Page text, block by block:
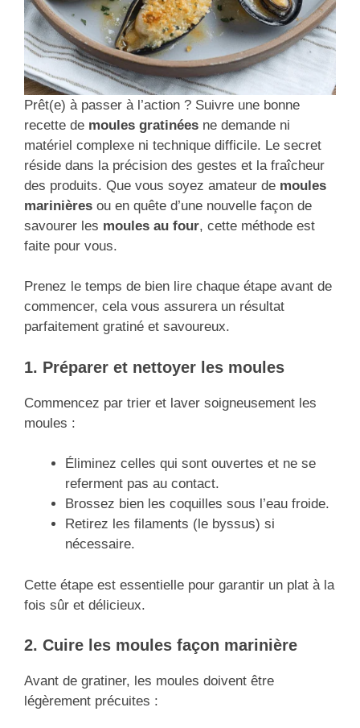
Prêt(e) à passer à l’action ? Suivre une bonne
recette de moules gratinées ne demande ni
matériel complexe ni technique difficile. Le secret
réside dans la précision des gestes et la fraîcheur
des produits. Que vous soyez amateur de moules
marinières ou en quête d’une nouvelle façon de
savourer les moules au four, cette méthode est
faite pour vous.
Prenez le temps de bien lire chaque étape avant de
commencer, cela vous assurera un résultat
parfaitement gratiné et savoureux.
1. Préparer et nettoyer les moules
Commencez par trier et laver soigneusement les
moules :
Éliminez celles qui sont ouvertes et ne se
referment pas au contact.
Brossez bien les coquilles sous l’eau froide.
Retirez les filaments (le byssus) si
nécessaire.
Cette étape est essentielle pour garantir un plat à la
fois sûr et délicieux.
2. Cuire les moules façon marinière
Avant de gratiner, les moules doivent être
légèrement précuites :